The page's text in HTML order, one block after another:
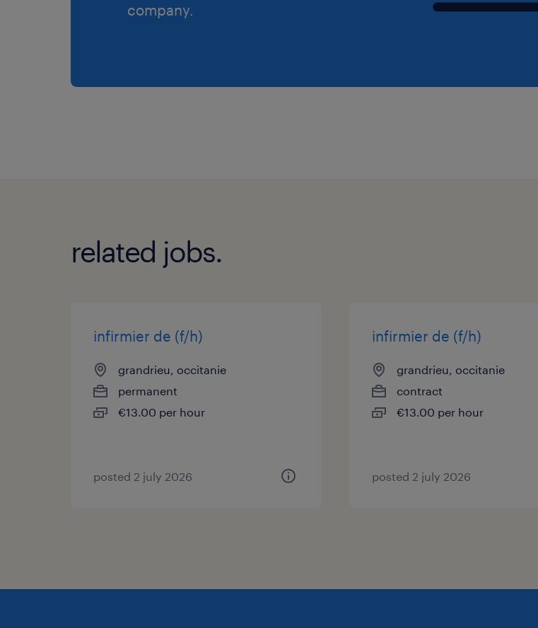
company.
related jobs.
infirmier de (f/h)
grandrieu, occitanie
permanent
€13.00 per hour
posted 2 july 2026
infirmier de (f/h)
grandrieu, occitanie
contract
€13.00 per hour
posted 2 july 2026